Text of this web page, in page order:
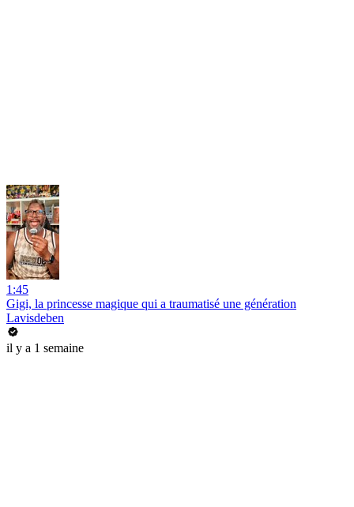
1:45
Gigi, la princesse magique qui a traumatisé une génération
Lavisdeben
il y a 1 semaine